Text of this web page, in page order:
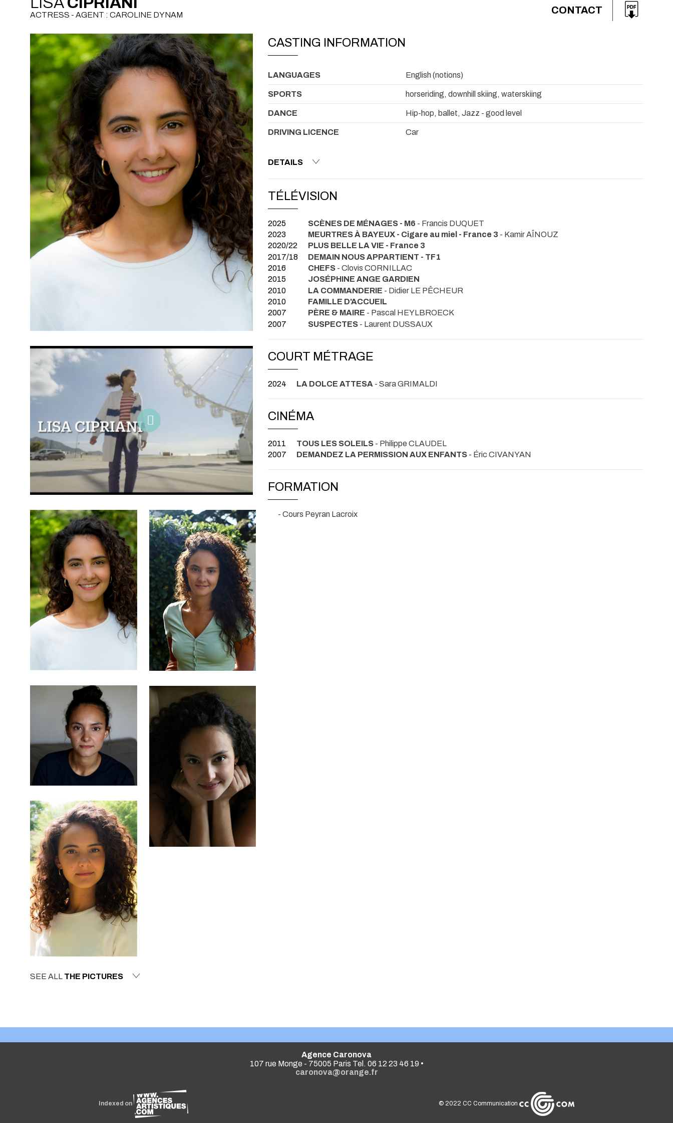
ACTRESS - AGENT : CAROLINE DYNAM CONTACT
SEE ALL THE PICTURES
CASTING INFORMATION
LANGUAGES English (notions)
SPORTS horseriding, downhill skiing, waterskiing
DANCE Hip-hop, ballet, Jazz - good level
DRIVING LICENCE Car
DETAILS
TÉLÉVISION
2025 SCÈNES DE MÉNAGES - M6 - Francis DUQUET
2023
MEURTRES À BAYEUX - Cigare au miel - France 3 - Kamir AÎNOUZ
2020/22
PLUS BELLE LA VIE - France 3
2017/18
DEMAIN NOUS APPARTIENT - TF1
2016
CHEFS - Clovis CORNILLAC
2015
JOSÉPHINE ANGE GARDIEN
2010
LA COMMANDERIE - Didier LE PÊCHEUR
2010
FAMILLE D'ACCUEIL
2007
PÈRE & MAIRE - Pascal HEYLBROECK
2007
SUSPECTES - Laurent DUSSAUX
COURT MÉTRAGE
2024 LA DOLCE ATTESA - Sara GRIMALDI
CINÉMA
2011 TOUS LES SOLEILS - Philippe CLAUDEL
2007
DEMANDEZ LA PERMISSION AUX ENFANTS - Éric CIVANYAN
FORMATION
- Cours Peyran Lacroix
Agence Caronova
107 rue Monge - 75005 Paris Tel. 06 12 23 46 19 •
caronova@orange.fr
Indexed on © 2022 CC Communication